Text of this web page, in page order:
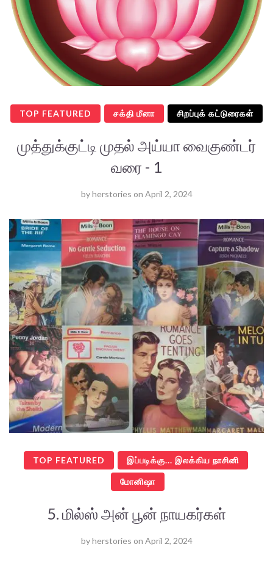
TOP FEATURED சக்தி மீனா சிறப்புக் கட்டுரைகள்
முத்துக்குட்டி முதல் அய்யா வைகுண்டர்
வரை - 1
byherstories on April 2, 2024
TOP FEATURED இப்படிக்கு... இலக்கிய நாசினி
மோனிஷா
5. மில்ஸ் அன் பூன் நாயகர்கள்
byherstories on April 2, 2024